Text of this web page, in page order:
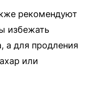
рекомендуют
избежать
а для продления
или